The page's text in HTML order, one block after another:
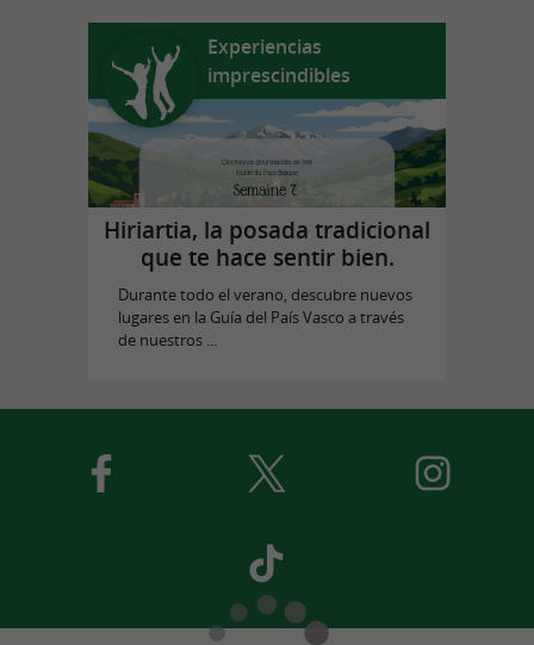
Experiencias
imprescindibles
Hiriartia, la posada tradicional
que te hace sentir bien.
Durante todo el verano, descubre nuevos
lugares en la Guía del País Vasco a través
de nuestros ...